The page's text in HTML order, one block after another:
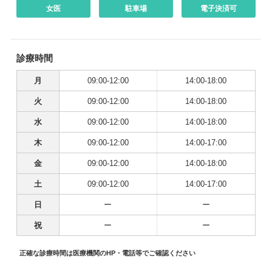
女医 駐車場 電子決済可
診療時間
月 09:00-12:00 14:00-18:00
火 09:00-12:00 14:00-18:00
水 09:00-12:00 14:00-18:00
木 09:00-12:00 14:00-17:00
金 09:00-12:00 14:00-18:00
土 09:00-12:00 14:00-17:00
日 ー ー
祝 ー ー
正確な診療時間は医療機関のHP・電話等でご確認ください